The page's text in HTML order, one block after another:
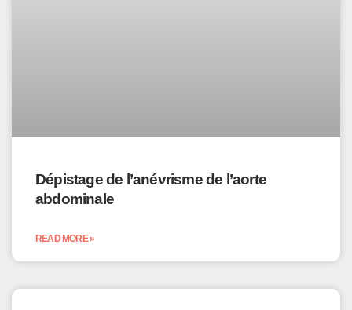
Dépistage de l’anévrisme de l’aorte
abdominale
READ MORE »